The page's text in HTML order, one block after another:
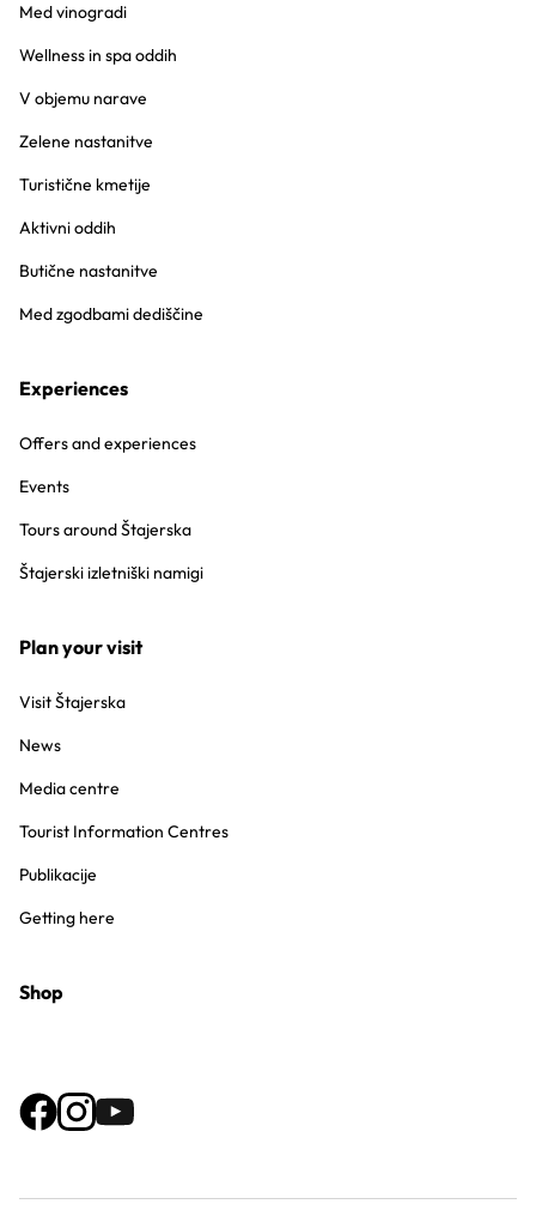
Med vinogradi
Wellness in spa oddih
V objemu narave
Zelene nastanitve
Turistične kmetije
Aktivni oddih
Butične nastanitve
Med zgodbami dediščine
Experiences
Offers and experiences
Events
Tours around Štajerska
Štajerski izletniški namigi
Plan your visit
Visit Štajerska
News
Media centre
Tourist Information Centres
Publikacije
Getting here
Shop